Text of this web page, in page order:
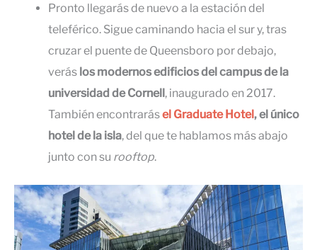
Pronto llegarás de nuevo a la estación del
teleférico. Sigue caminando hacia el sur y, tras
cruzar el puente de Queensboro por debajo,
verás los modernos edificios del campus de la
universidad de Cornell, inaugurado en 2017.
También encontrarásel Graduate Hotel, el único
hotel de la isla, del que te hablamos más abajo
junto con su rooftop.